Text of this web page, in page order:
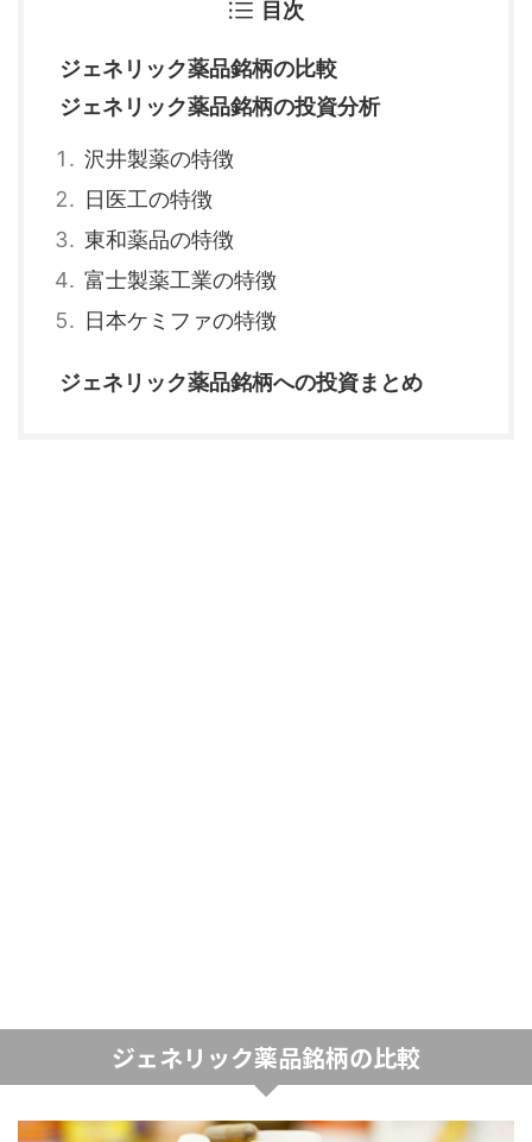
目次
ジェネリック薬品銘柄の比較
ジェネリック薬品銘柄の投資分析
沢井製薬の特徴
日医工の特徴
東和薬品の特徴
富士製薬工業の特徴
日本ケミファの特徴
ジェネリック薬品銘柄への投資まとめ
ジェネリック薬品銘柄の比較